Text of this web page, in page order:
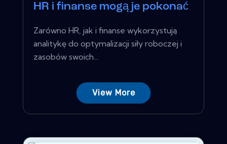
HR i finanse mogą je pokonać
Zarówno HR, jak i finanse wykorzystują
analitykę do optymalizacji siły roboczej i
zasobów swoich...
View More